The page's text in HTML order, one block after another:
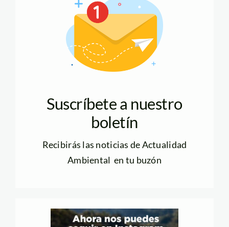
Suscríbete a nuestro
boletín
Recibirás las noticias de Actualidad
Ambiental en tu buzón